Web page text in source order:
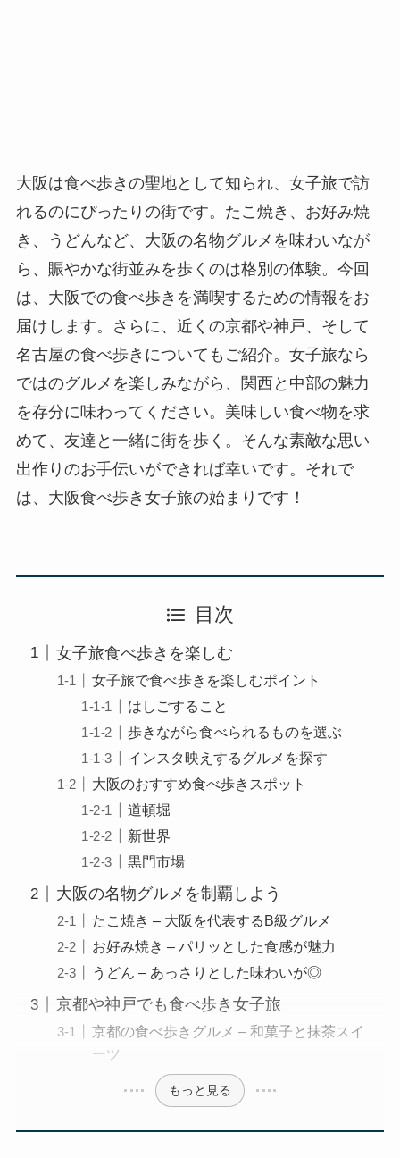
大阪は食べ歩きの聖地として知られ、女子旅で訪
れるのにぴったりの街です。たこ焼き、お好み焼
き、うどんなど、大阪の名物グルメを味わいなが
ら、賑やかな街並みを歩くのは格別の体験。今回
は、大阪での食べ歩きを満喫するための情報をお
届けします。さらに、近くの京都や神戸、そして
名古屋の食べ歩きについてもご紹介。女子旅なら
ではのグルメを楽しみながら、関西と中部の魅力
を存分に味わってください。美味しい食べ物を求
めて、友達と一緒に街を歩く。そんな素敵な思い
出作りのお手伝いができれば幸いです。それで
は、大阪食べ歩き女子旅の始まりです！
目次
女子旅食べ歩きを楽しむ
女子旅で食べ歩きを楽しむポイント
はしごすること
歩きながら食べられるものを選ぶ
インスタ映えするグルメを探す
大阪のおすすめ食べ歩きスポット
道頓堀
新世界
黒門市場
大阪の名物グルメを制覇しよう
たこ焼き – 大阪を代表するB級グルメ
お好み焼き – パリッとした食感が魅力
うどん – あっさりとした味わいが◎
京都や神戸でも食べ歩き女子旅
京都の食べ歩きグルメ – 和菓子と抹茶スイ
ーツ
もっと見る